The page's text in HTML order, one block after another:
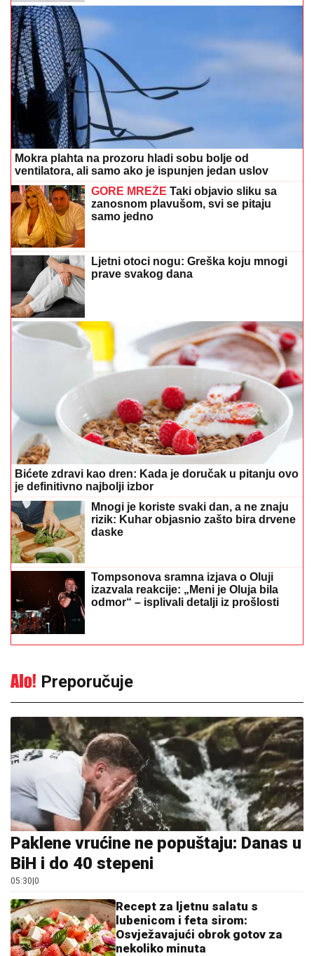
Mokra plahta na prozoru hladi sobu bolje od
ventilatora, ali samo ako je ispunjen jedan uslov
GORE MREŽE Taki objavio sliku sa
zanosnom plavušom, svi se pitaju
samo jedno
Ljetni otoci nogu: Greška koju mnogi
prave svakog dana
Bićete zdravi kao dren: Kada je doručak u pitanju ovo
je definitivno najbolji izbor
Mnogi je koriste svaki dan, a ne znaju
rizik: Kuhar objasnio zašto bira drvene
daske
Tompsonova sramna izjava o Oluji
izazvala reakcije: „Meni je Oluja bila
odmor“ – isplivali detalji iz prošlosti
Preporučuje
Paklene vrućine ne popuštaju: Danas u
BiH i do 40 stepeni
05:30|0
Recept za ljetnu salatu s
lubenicom i feta sirom:
Osvježavajući obrok gotov za
nekoliko minuta